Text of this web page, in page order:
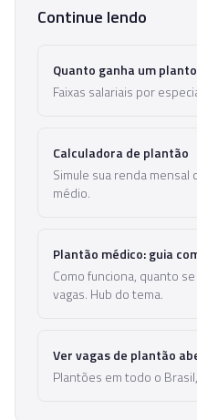
Continue lendo
Quanto ganha um
Faixas salariais por
Calculadora de plantão
Simule sua renda mensal
médio.
Plantão médico: guia
Como funciona, quanto
vagas. Hub do tema.
Ver vagas de plantão
Plantões em todo o